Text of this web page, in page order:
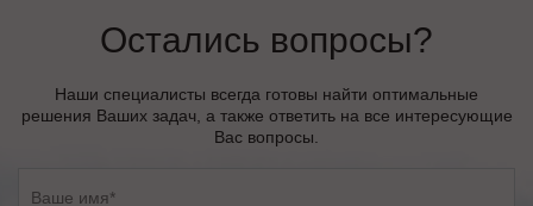
Остались вопросы?
Наши специалисты всегда готовы найти оптимальные
решения Ваших задач, а также ответить на все интересующие
Вас вопросы.